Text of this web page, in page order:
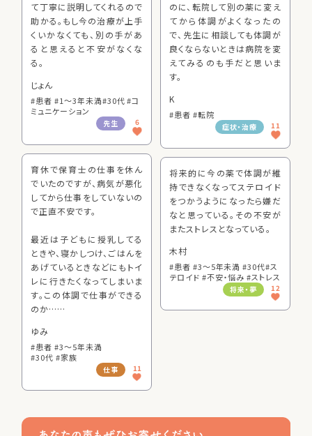
て丁寧に説明してくれるので
助かる。もし今の治療が上手
くいかなくても、別の手があ
ると思えると不安がなくな
る。
じょん
#患者 #1～3年未満#30代 #コ
ミュニケーション
先生 6
育休で保育士の仕事を休ん
でいたのですが、病気が悪化
してから仕事をしていないの
で正直不安です。
最近は子どもに授乳してる
ときや、寝かしつけ、ごはんを
あげているときなどにもトイ
レに行きたくなってしまいま
す。この体調で仕事ができる
のか……
ゆみ
#患者 #3～5年未満
#30代 #家族
仕事 11
のに、転院して別の薬に変え
てから体調がよくなったの
で、先生に相談しても体調が
良くならないときは病院を変
えてみるのも手だと思いま
す。
K
#患者 #転院
症状・治療 11
将来的に今の薬で体調が維
持できなくなってステロイド
をつかうようになったら嫌だ
なと思っている。その不安が
またストレスとなっている。
木村
#患者 #3～5年未満 #30代#ス
テロイド #不安・悩み #ストレス
将来・夢 12